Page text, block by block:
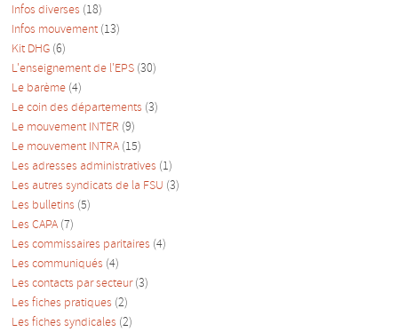
Infos diverses (18)
Infos mouvement (13)
Kit DHG (6)
L'enseignement de l'EPS (30)
Le barème (4)
Le coin des départements (3)
Le mouvement INTER (9)
Le mouvement INTRA (15)
Les adresses administratives (1)
Les autres syndicats de la FSU (3)
Les bulletins (5)
Les CAPA (7)
Les commissaires paritaires (4)
Les communiqués (4)
Les contacts par secteur(3)
Les fiches pratiques (2)
Les fiches syndicales (2)